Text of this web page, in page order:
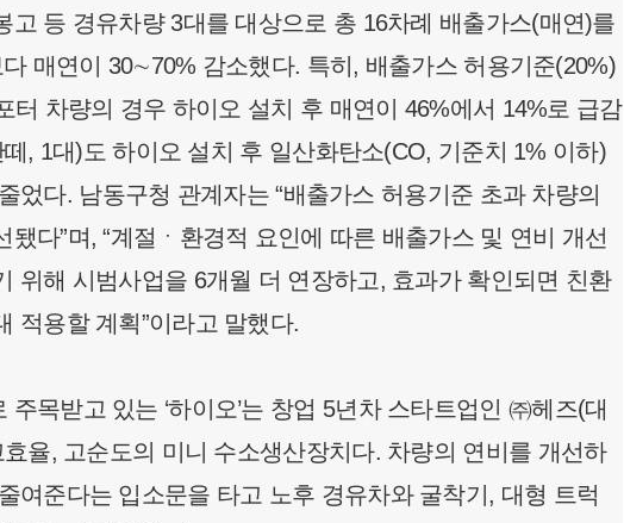
고 등 경유차량 3대를 대상으로 총 16차례 배출가스(매연)를
매연이 30∼70% 감소했다. 특히, 배출가스 허용기준(20%)
터 차량의 경우 하이오 설치 후 매연이 46%에서 14%로 급감
, 1대)도 하이오 설치 후 일산화탄소(CO, 기준치 1% 이하)
었다. 남동구청 관계자는 “배출가스 허용기준 초과 차량의
됐다”며, “계절ㆍ환경적 요인에 따른 배출가스 및 연비 개선
위해 시범사업을 6개월 더 연장하고, 효과가 확인되면 친환
적용할 계획”이라고 말했다.
목받고 있는 ‘하이오’는 창업 5년차 스타트업인 ㈜헤즈(대
율, 고순도의 미니 수소생산장치다. 차량의 연비를 개선하
여준다는 입소문을 타고 노후 경유차와 굴착기, 대형 트럭